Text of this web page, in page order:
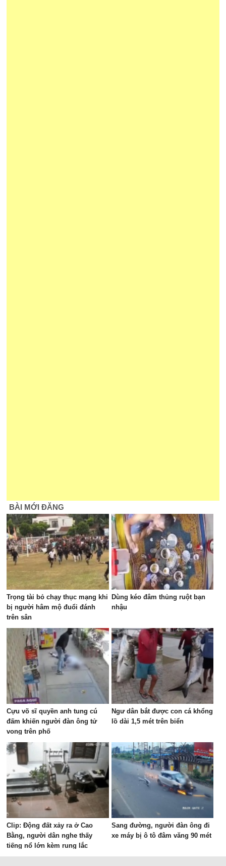
BÀI MỚI ĐĂNG
Trọng tài bỏ chạy thục mạng khi
bị người hâm mộ đuổi đánh
trên sân
Dùng kéo đâm thủng ruột bạn
nhậu
Cựu võ sĩ quyền anh tung cú
đấm khiến người đàn ông tử
vong trên phố
Ngư dân bắt được con cá khổng
lồ dài 1,5 mét trên biển
Clip: Động đất xảy ra ở Cao
Bằng, người dân nghe thấy
tiếng nổ lớn kèm rung lắc
Sang đường, người đàn ông đi
xe máy bị ô tô đâm văng 90 mét